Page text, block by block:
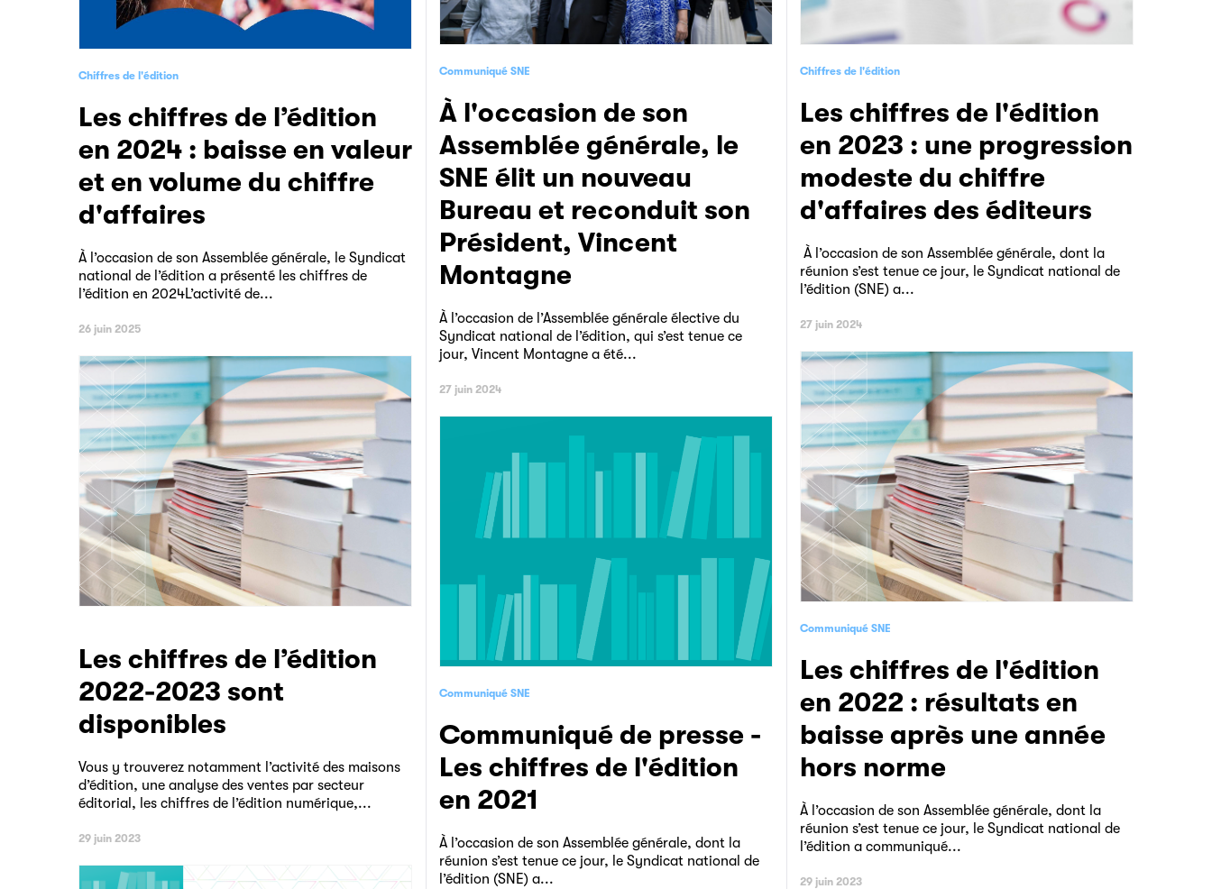
Chiffres de l'édition
Les chiffres de l’édition
en 2024 : baisse en valeur
et en volume du chiffre
d'affaires
À l’occasion de son Assemblée générale, le Syndicat
national de l’édition a présenté les chiffres de
l’édition en 2024L’activité de...
26 juin 2025
Communiqué SNE
À l'occasion de son
Assemblée générale, le
SNE élit un nouveau
Bureau et reconduit son
Président, Vincent
Montagne
À l’occasion de l’Assemblée générale élective du
Syndicat national de l’édition, qui s’est tenue ce
jour, Vincent Montagne a été...
27 juin 2024
Chiffres de l'édition
Les chiffres de l'édition
en 2023 : une progression
modeste du chiffre
d'affaires des éditeurs
À l’occasion de son Assemblée générale, dont la
réunion s’est tenue ce jour, le Syndicat national de
l’édition (SNE) a...
27 juin 2024
Communiqué SNE
Les chiffres de l'édition
en 2022 : résultats en
baisse après une année
hors norme
À l’occasion de son Assemblée générale, dont la
réunion s’est tenue ce jour, le Syndicat national de
l’édition a communiqué...
29 juin 2023
Les chiffres de l’édition
2022-2023 sont
disponibles
Vous y trouverez notamment l’activité des maisons
d’édition, une analyse des ventes par secteur
éditorial, les chiffres de l’édition numérique,...
29 juin 2023
Communiqué SNE
Communiqué de presse -
Les chiffres de l'édition
en 2021
À l’occasion de son Assemblée générale, dont la
réunion s’est tenue ce jour, le Syndicat national de
l’édition (SNE) a...